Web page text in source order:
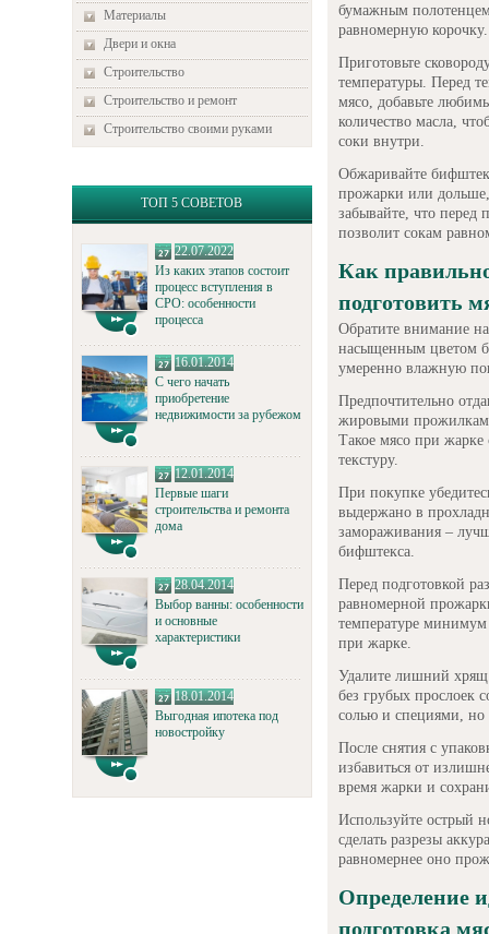
Материалы
Двери и окна
Строительство
Строительство и ремонт
Строительство своими руками
ТОП 5 СОВЕТОВ
22.07.2022
Из каких этапов состоит
процесс вступления в
СРО: особенности
процесса
16.01.2014
С чего начать
приобретение
недвижимости за рубежом
12.01.2014
Первые шаги
строительства и ремонта
дома
28.04.2014
Выбор ванны: особенности
и основные
характеристики
18.01.2014
Выгодная ипотека под
новостройку
бумажным
равномерную корочку.
Приготовьте
температуры. Перед
мясо, добавьте
количество масла,
соки внутри.
Обжаривайте
прожарки или
забывайте, что перед
позволит сокам
Как
подготовить
Обратите внимание
насыщенным цветом
умеренно влажную
Предпочтительно
жировыми
Такое мясо при жарке
текстуру.
При покупке
выдержано в
замораживания –
бифштекса.
Перед подготовкой
равномерной
температуре
при жарке.
Удалите лишний хрящ
без грубых прослоек
солью и специями, но
После снятия с
избавиться от
время жарки и
Используйте острый
сделать разрезы
равномернее оно
Определение
подготовка